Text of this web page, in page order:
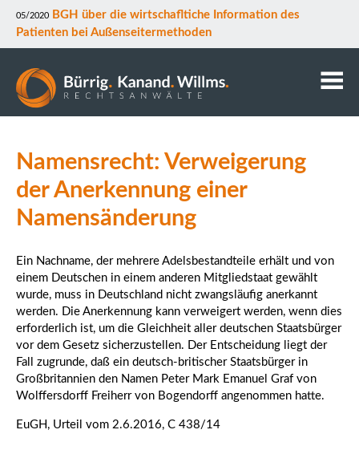
05/2020
BGH über die wirtschafltiche Information des
Patienten bei Außenseitermethoden
Anwälte
Mitarbeiter
Downloads
Rechtsgebiete
Namensrecht: Verweigerung
der Anerkennung einer
Namensänderung
Ein Nachname, der mehrere Adelsbestandteile erhält und von
einem Deutschen in einem anderen Mitgliedstaat gewählt
wurde, muss in Deutschland nicht zwangsläufig anerkannt
werden. Die Anerkennung kann verweigert werden, wenn dies
erforderlich ist, um die Gleichheit aller deutschen Staatsbürger
vor dem Gesetz sicherzustellen. Der Entscheidung liegt der
Fall zugrunde, daß ein deutsch-britischer Staatsbürger in
Großbritannien den Namen Peter Mark Emanuel Graf von
Wolffersdorff Freiherr von Bogendorff angenommen hatte.
EuGH, Urteil vom 2.6.2016, C 438/14